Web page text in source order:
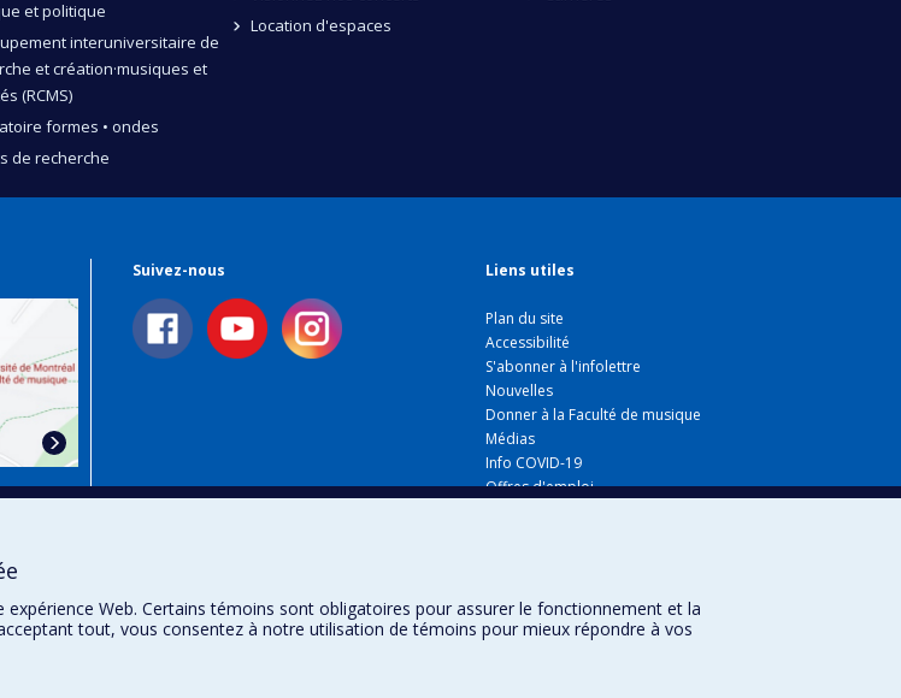
et politique
interuniversitaire de
et création·musiques et
(RCMS)
formes • ondes
de recherche
Location d'espaces
Suivez-nous Liens utiles
Plan du site
Accessibilité
S'abonner à l'infolettre
Nouvelles
Donner à la Faculté de musique
Médias
Info COVID-19
Offres d'emploi
Web. Certains témoins sont obligatoires pour assurer le fonctionnement et la
tout, vous consentez à notre utilisation de témoins pour mieux répondre à vos